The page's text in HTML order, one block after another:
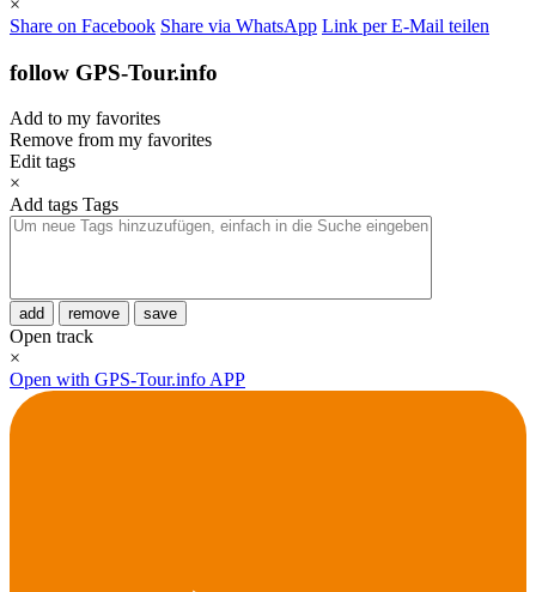
Share on Facebook Share via WhatsApp Link per E-Mail teilen
follow GPS-Tour.info
Add to my favorites
Remove from my favorites
Edit tags
×
Add tags Tags
add remove save
Open track
×
Open with GPS-Tour.info APP